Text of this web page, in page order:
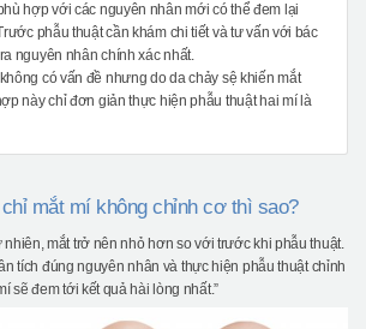
hợp với các nguyên nhân mới có thể đem lại
phẫu thuật cần khám chi tiết và tư vấn với bác
nguyên nhân chính xác nhất.
có vấn đề nhưng do da chảy sệ khiến mắt
này chỉ đơn giản thực hiện phẫu thuật hai mí là
mắt mí không chỉnh cơ thì sao?
mắt trở nên nhỏ hơn so với trước khi phẫu thuật.
tích đúng nguyên nhân và thực hiện phẫu thuật chỉnh
sẽ đem tới kết quả hài lòng nhất.”